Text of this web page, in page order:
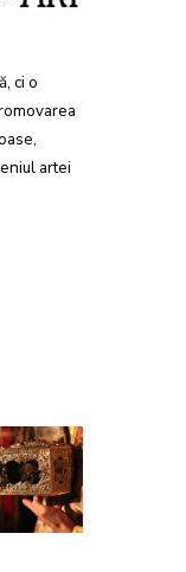
ci o
artei